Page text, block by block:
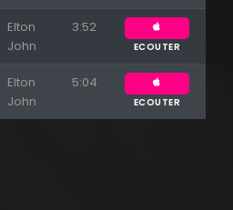
Elton
John
3:52
ECOUTER
Elton
John
5:04
ECOUTER